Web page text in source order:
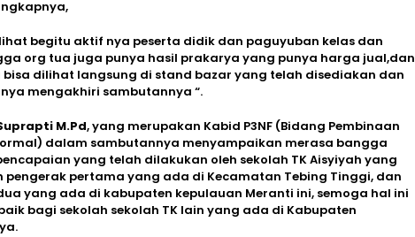
begitu aktif nya peserta didik dan paguyuban kelas dan
org tua juga punya hasil prakarya yang punya harga jual,dan
dilihat langsung di stand bazar yang telah disediakan dan
mengakhiri sambutannya “.
M.Pd, yang merupakan Kabid P3NF (Bidang Pembinaan
dalam sambutannya menyampaikan merasa bangga
yang telah dilakukan oleh sekolah TK Aisyiyah yang
pengerak pertama yang ada di Kecamatan Tebing Tinggi, dan
yang ada di kabupaten kepulauan Meranti ini, semoga hal ini
bagi sekolah sekolah TK lain yang ada di Kabupaten